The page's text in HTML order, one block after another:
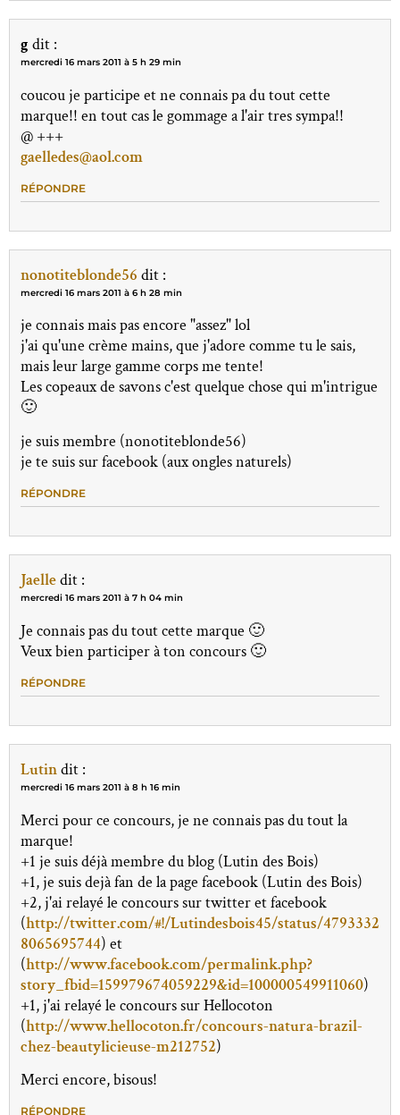
g dit :
mercredi 16 mars 2011 à 5 h 29 min
coucou je participe et ne connais pa du tout cette
marque!! en tout cas le gommage a l'air tres sympa!!
@ +++
gaelledes@aol.com
RÉPONDRE
nonotiteblonde56 dit :
mercredi 16 mars 2011 à 6 h 28 min
je connais mais pas encore "assez" lol
j'ai qu'une crème mains, que j'adore comme tu le sais,
mais leur large gamme corps me tente!
Les copeaux de savons c'est quelque chose qui m'intrigue
🙂
je suis membre (nonotiteblonde56)
je te suis sur facebook (aux ongles naturels)
RÉPONDRE
Jaelledit :
mercredi 16 mars 2011 à 7 h 04 min
Je connais pas du tout cette marque 🙂
Veux bien participer à ton concours 🙂
RÉPONDRE
Lutindit :
mercredi 16 mars 2011 à 8 h 16 min
Merci pour ce concours, je ne connais pas du tout la
marque!
+1 je suis déjà membre du blog (Lutin des Bois)
+1, je suis dejà fan de la page facebook (Lutin des Bois)
+2, j'ai relayé le concours sur twitter et facebook
(http://twitter.com/#!/Lutindesbois45/status/4793332
8065695744) et
(http://www.facebook.com/permalink.php?
story_fbid=159979674059229&id=100000549911060)
+1, j'ai relayé le concours sur Hellocoton
(http://www.hellocoton.fr/concours-natura-brazil-
chez-beautylicieuse-m212752)
Merci encore, bisous!
RÉPONDRE